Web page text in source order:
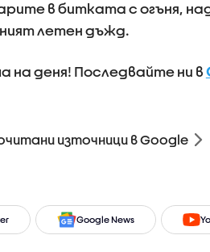
в битката с огъня,
летен дъжд.
на деня! Последвайте ни в
източници в Google
Google News